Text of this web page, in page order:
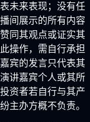
未来表现；没有任
间展示的所有内容
同其观点或证实其
操作，需自行承担
宾的发言只代表其
讲嘉宾个人或其所
资者若自行与其产
主办方概不负责。